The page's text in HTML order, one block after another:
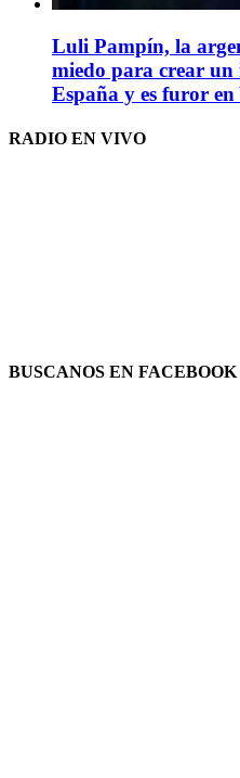
Luli Pampín, la
miedo para crear
España y es furor en
RADIO EN VIVO
BUSCANOS EN FACEBOOK